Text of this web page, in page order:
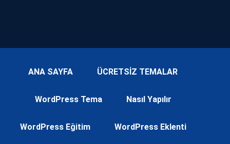
ANA SAYFA ÜCRETSİZ TEMALAR
WordPress Tema Nasıl Yapılır
WordPress Eğitim WordPress Eklenti